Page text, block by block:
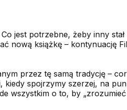
jest potrzebne, żeby inny stał
nową książkę – kontynuację
przez tę samą tradycję –
kiedy spojrzymy szerzej, na
wszystkim o to, by „zrozumieć